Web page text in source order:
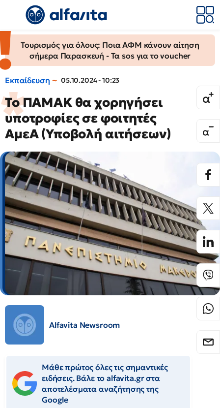
Τουρισμός για όλους: Ποια ΑΦΜ κάνουν αίτηση
σήμερα Παρασκευή - Τα sos για το voucher
Εκπαίδευση 05.10.2024 - 10:23
Το ΠΑΜΑΚ θα χορηγήσει
υποτροφίες σε φοιτητές
ΑμεΑ (Υποβολή αιτήσεων)
Alfavita Newsroom
Μάθε πρώτος όλες τις σημαντικές
ειδήσεις. Βάλε το alfavita.gr στα
αποτελέσματα αναζήτησης της
Google